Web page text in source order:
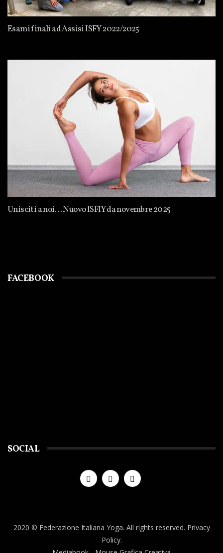
Esami finali ad Assisi ISFY 2022/2025
Unisciti a noi… Nuovo ISFIY da novembre 2025
FACEBOOK
SOCIAL
2020 © Federazione Italiana Yoga. All rights reserved. Privacy
Policy.